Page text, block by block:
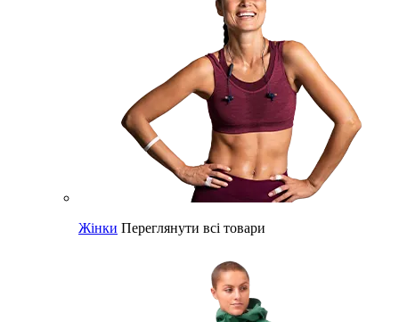
Жінки Переглянути всі товари